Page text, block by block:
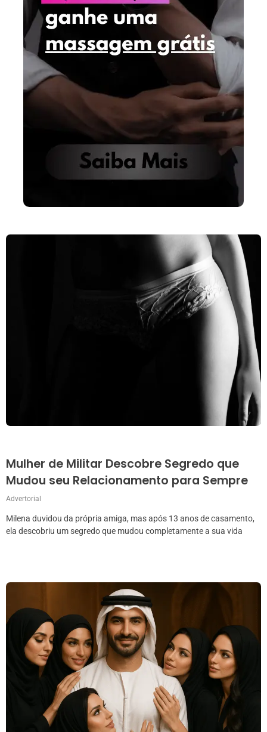
Mulher de Militar Descobre Segredo que
Mudou seu Relacionamento para Sempre
Advertorial
Milena duvidou da própria amiga, mas após 13 anos de casamento,
ela descobriu um segredo que mudou completamente a sua vida